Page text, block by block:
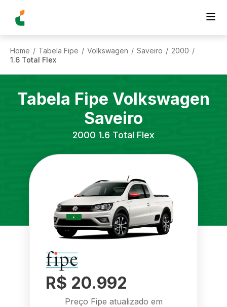
Home / Tabela Fipe / Volkswagen / Saveiro / 2000 /
1.6 Total Flex
Tabela Fipe Volkswagen
Saveiro
2000 1.6 Total Flex
R$ 20.992
Preço Fipe atualizado em